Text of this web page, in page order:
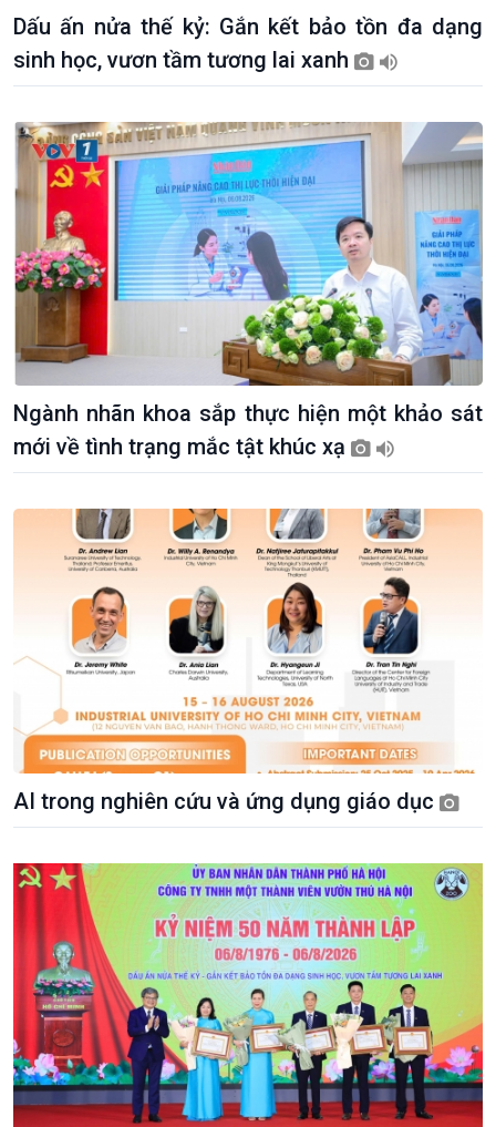
Sức sống hàng Việt
Khởi nghiệp
Tuyên chiến với gian lận
thương mại
Biển đảo Việt Nam
Tâm tình biên giới và hải
đảo
Tìm hiểu biển, đảo Việt
Nam
Xã hội
Tin Đời sống & Xã hội
360 độ Sức khỏe
Chuyển đổi Xanh
Khoa học & Công nghệ
Tin Khoa học & Công nghệ
Kết nối công nghệ
Sống chung với biến đổi
Dấu ấn nửa thế kỷ: Gắn kết bảo tồn đa dạng
sinh học, vươn tầm tương lai xanh
Ngành nhãn khoa sắp thực hiện một khảo sát
mới về tình trạng mắc tật khúc xạ
AI trong nghiên cứu và ứng dụng giáo dục